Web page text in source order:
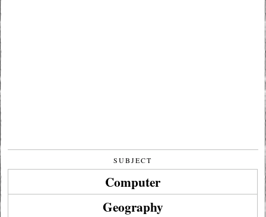
SUBJECT
Computer
Geography